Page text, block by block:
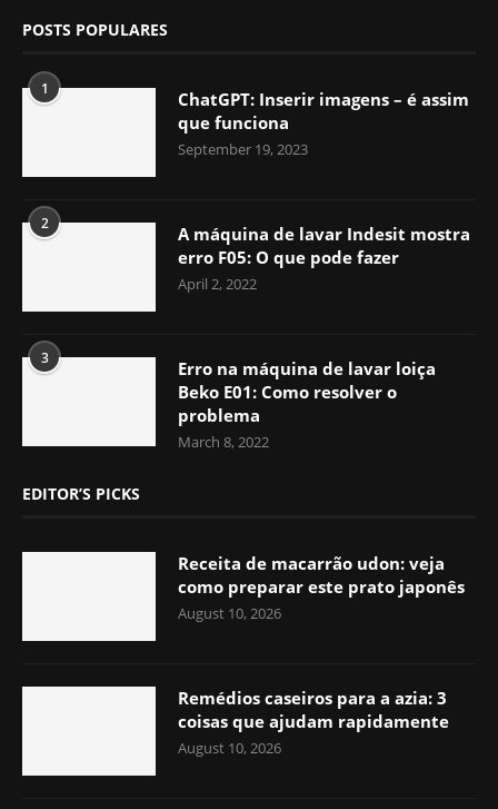
POSTS POPULARES
1
ChatGPT: Inserir imagens – é assim
que funciona
September 19, 2023
2
A máquina de lavar Indesit mostra
erro F05: O que pode fazer
April 2, 2022
3
Erro na máquina de lavar loiça
Beko E01: Como resolver o
problema
March 8, 2022
EDITOR’S PICKS
Receita de macarrão udon: veja
como preparar este prato japonês
August 10, 2026
Remédios caseiros para a azia: 3
coisas que ajudam rapidamente
August 10, 2026